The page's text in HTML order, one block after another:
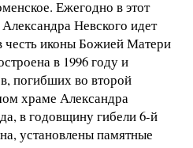
Ежегодно в этот
Невского идет
честь иконы Божией Матери
в 1996 году и
погибших во второй
храме Александра
в годовщину гибели 6-й
установлены памятные